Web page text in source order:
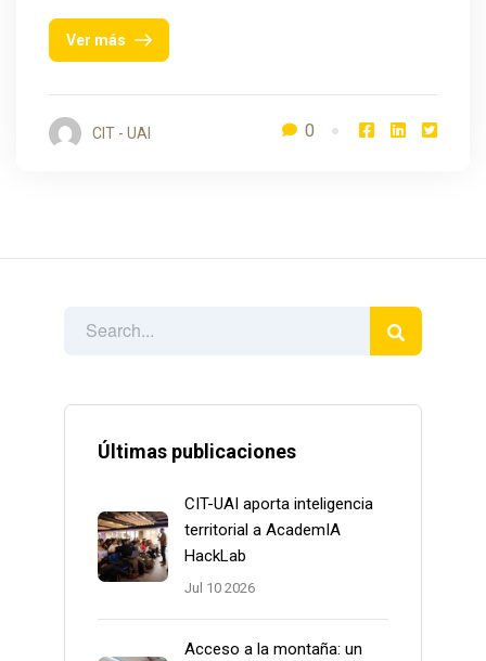
Últimas publicaciones
CIT-UAI aporta inteligencia
territorial a AcademIA
HackLab
Jul 10 2026
Acceso a la montaña: un
Ver más
CIT - UAI 0